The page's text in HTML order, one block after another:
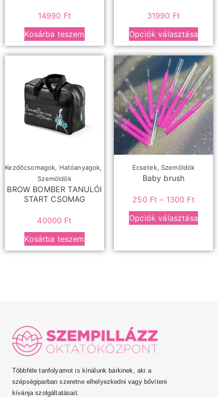
14990 Ft
Kosárba teszem
31990 Ft
Opciók választása
Kezdőcsomagok, Hatóanyagok,
Szemöldök
BROW BOMBER TANULÓI
START CSOMAG
40000 Ft
Kosárba teszem
Ecsetek, Szemöldök
Baby brush
250 Ft – 1300 Ft
Opciók választása
Többféle tanfolyamot is kínálunk bárkinek, aki a
szépségiparban szeretne elhelyezkedni vagy bővíteni
kívánja szolgáltatásait.